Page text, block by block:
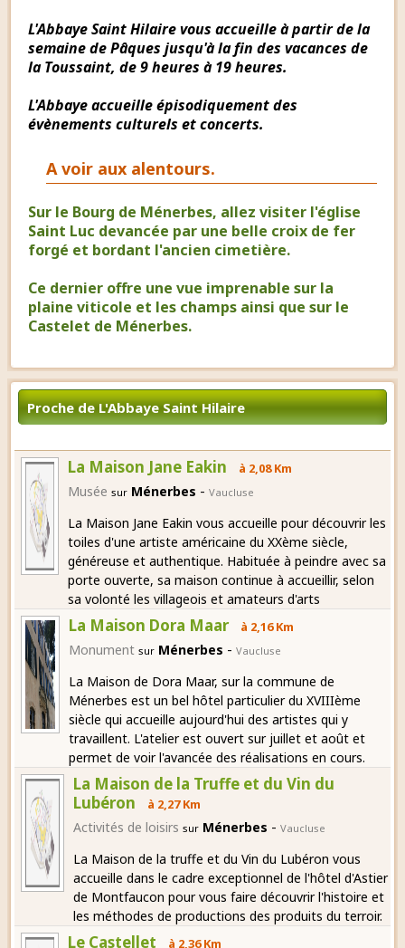
L'Abbaye Saint Hilaire vous accueille à partir de la
semaine de Pâques jusqu'à la fin des vacances de
la Toussaint, de 9 heures à 19 heures.
L'Abbaye accueille épisodiquement des
évènements culturels et concerts.
A voir aux alentours.
Sur le Bourg de Ménerbes, allez visiter l'église
Saint Luc devancée par une belle croix de fer
forgé et bordant l'ancien cimetière.
Ce dernier offre une vue imprenable sur la
plaine viticole et les champs ainsi que sur le
Castelet de Ménerbes.
Proche de L'Abbaye Saint Hilaire
La Maison Jane Eakin à 2,08 Km
Musée sur Ménerbes - Vaucluse
La Maison Jane Eakin vous accueille pour découvrir les
toiles d'une artiste américaine du XXème siècle,
généreuse et authentique. Habituée à peindre avec sa
porte ouverte, sa maison continue à accueillir, selon
sa volonté les villageois et amateurs d'arts
La Maison Dora Maar à 2,16 Km
Monument sur Ménerbes - Vaucluse
La Maison de Dora Maar, sur la commune de
Ménerbes est un bel hôtel particulier du XVIIIème
siècle qui accueille aujourd'hui des artistes qui y
travaillent. L'atelier est ouvert sur juillet et août et
permet de voir l'avancée des réalisations en cours.
La Maison de la Truffe et du Vin du
Lubéron
à 2,27 Km
Activités de loisirs sur Ménerbes - Vaucluse
La Maison de la truffe et du Vin du Lubéron vous
accueille dans le cadre exceptionnel de l'hôtel d'Astier
de Montfaucon pour vous faire découvrir l'histoire et
les méthodes de productions des produits du terroir.
Le Castellet à 2,36 Km